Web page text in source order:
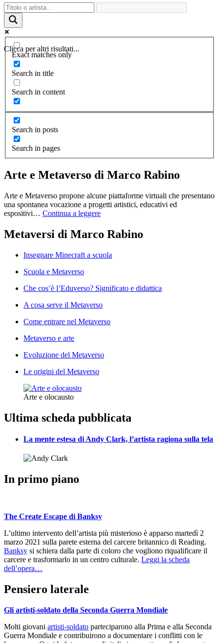
Clicca per altri risultati...
Exact matches only
Search in title
Search in content
Search in posts
Search in pages
Arte e Metaverso di Marco Rabino
Arte e Metaverso propone alcune piattaforme virtuali che presentano
una spontanea vocazione a progetti artistici, educativi ed
espositivi… Continua a leggere
Metaversi di Marco Rabino
Insegnare Minecraft a scuola
Scuola e Metaverso
Che cos’è l’Eduverso? Significato e didattica
A cosa serve il Metaverso
Come entrare nel Metaverso
Metaverso e arte
Evoluzione del Metaverso
Le origini del Metaverso
Arte e olocausto
Ultima scheda pubblicata
La mente estesa di Andy Clark, l’artista ragiona sulla tela
In primo piano
The Create Escape di Banksy
L’ultimo intervento dell’artista più misterioso è apparso martedì 2
marzo 2021 sulla parete esterna del carcere britannico di Reading.
Banksy si schiera dalla parte di coloro che vogliono riqualificare il
carcere e trasformarlo in un centro culturale. Leggi la scheda
dell’opera…
Pensiero laterale
Gli artisti-soldato della Seconda Guerra Mondiale
Molti giovani artisti-soldato parteciparono alla Prima e alla Seconda
Guerra Mondiale e contribuirono a documentare i conflitti con le